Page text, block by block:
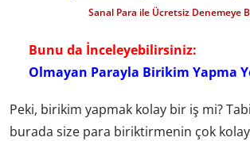
Sanal Para ile Ücretsiz Denemeye
Bunu da İnceleyebilirsiniz:
Olmayan Parayla Birikim Yapma
Peki, birikim yapmak kolay bir iş mi?
burada size para biriktirmenin çok